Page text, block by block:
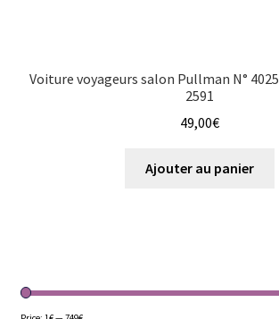
Voiture voyageurs salon Pullman N° 4025
2591
49,00€
Ajouter au panier